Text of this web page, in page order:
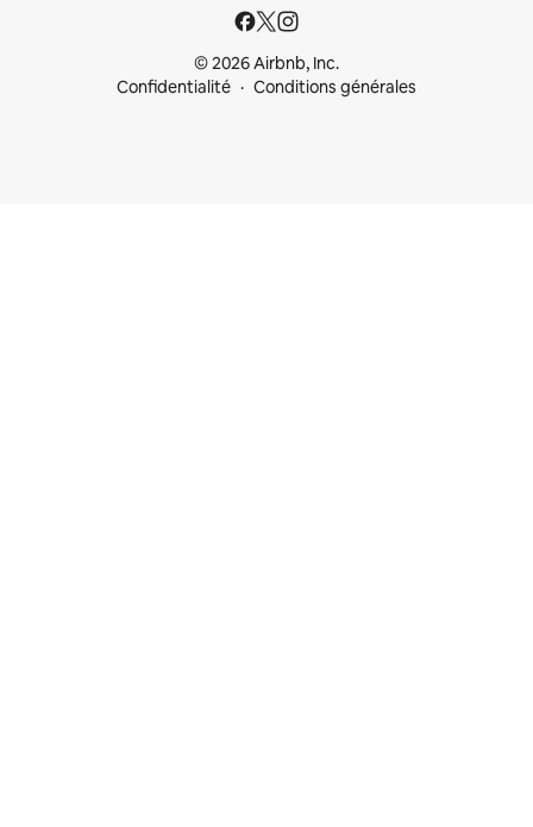
© 2026 Airbnb, Inc.
Confidentialité
Conditions générales